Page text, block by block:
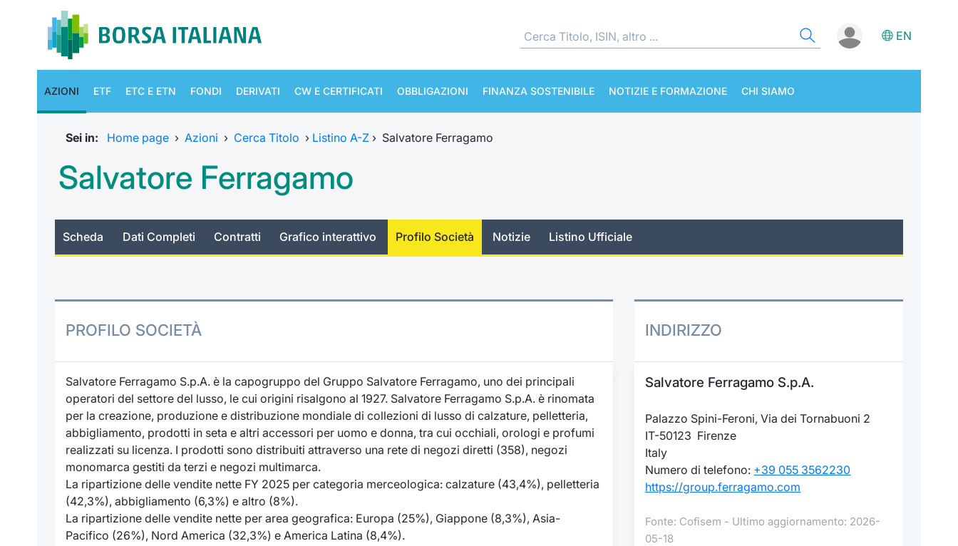
EN
AZIONI ETF ETC E ETN FONDI DERIVATI CW E CERTIFICATI OBBLIGAZIONI FINANZA SOSTENIBILE NOTIZIE E FORMAZIONE CHI SIAMO
Sei in: Home page › Azioni › Cerca Titolo › Listino A-Z › Salvatore Ferragamo
Salvatore Ferragamo
Scheda Dati Completi Contratti Grafico interattivo Profilo Società Notizie Listino Ufficiale
PROFILO SOCIETÀ
Salvatore Ferragamo S.p.A. è la capogruppo del Gruppo Salvatore Ferragamo, uno dei principali
operatori del settore del lusso, le cui origini risalgono al 1927. Salvatore Ferragamo S.p.A. è rinomata
per la creazione, produzione e distribuzione mondiale di collezioni di lusso di calzature, pelletteria,
abbigliamento, prodotti in seta e altri accessori per uomo e donna, tra cui occhiali, orologi e profumi
realizzati su licenza. I prodotti sono distribuiti attraverso una rete di negozi diretti (358), negozi
monomarca gestiti da terzi e negozi multimarca.
La ripartizione delle vendite nette FY 2025 per categoria merceologica: calzature (43,4%), pelletteria
(42,3%), abbigliamento (6,3%) e altro (8%).
La ripartizione delle vendite nette per area geografica: Europa (25%), Giappone (8,3%), Asia-
Pacifico (26%), Nord America (32,3%) e America Latina (8,4%).
INDIRIZZO
Salvatore Ferragamo S.p.A.
Palazzo Spini-Feroni, Via dei Tornabuoni 2
IT-50123 Firenze
Italy
Numero di telefono: +39 055 3562230
https://group.ferragamo.com
Fonte: Cofisem - Ultimo aggiornamento: 2026-
05-18